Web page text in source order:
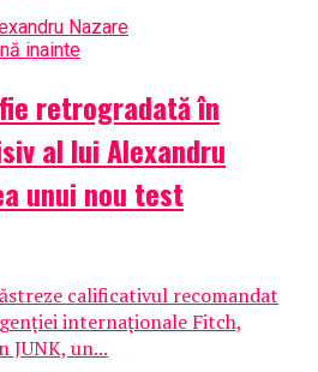
inainte
retrogradată în
al lui Alexandru
unui nou test
calificativul recomandat
internaționale Fitch,
JUNK, un...